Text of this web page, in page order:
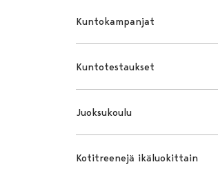
Kuntokampanjat
Kuntotestaukset
Juoksukoulu
Kotitreenejä ikäluokittain